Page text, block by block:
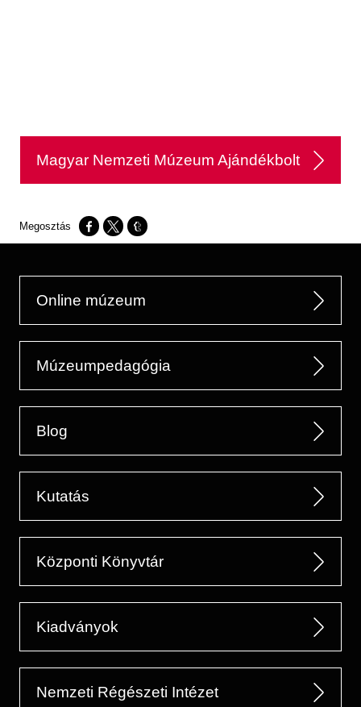
Opens in a new window
Opens in a new window
Opens in a new window
Magyar Nemzeti Múzeum Ajándékbolt
Online múzeum
Múzeumpedagógia
Blog
Kutatás
Központi Könyvtár
Kiadványok
Nemzeti Régészeti Intézet